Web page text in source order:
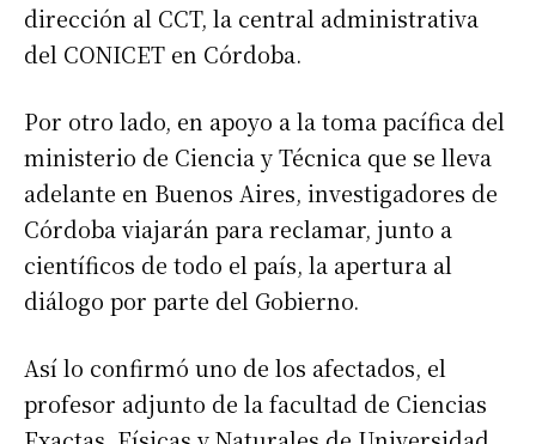
dirección al CCT, la central administrativa
del CONICET en Córdoba.
Por otro lado, en apoyo a la toma pacífica del
ministerio de Ciencia y Técnica que se lleva
adelante en Buenos Aires, investigadores de
Córdoba viajarán para reclamar, junto a
científicos de todo el país, la apertura al
diálogo por parte del Gobierno.
Así lo confirmó uno de los afectados, el
profesor adjunto de la facultad de Ciencias